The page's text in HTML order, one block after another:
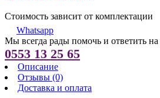
Стоимость зависит от комплектации
Whatsapp
Мы всегда рады помочь и ответить
0553 13 25 65
Описание
Отзывы (0)
Доставка и оплата